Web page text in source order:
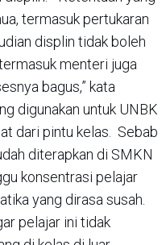
termasuk pertukaran
displin tidak boleh
menteri juga
bagus,” kata
digunakan untuk UNBK
dari pintu kelas. Sebab
diterapkan di SMKN
konsentrasi pelajar
yang dirasa susah.
pelajar ini tidak